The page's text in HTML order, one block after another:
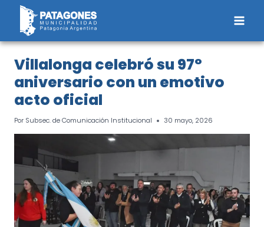
Saltar
contenido
Villalonga celebró su 97°
aniversario con un emotivo
acto oficial
Por Subsec. de Comunicación Institucional 30 mayo, 2026